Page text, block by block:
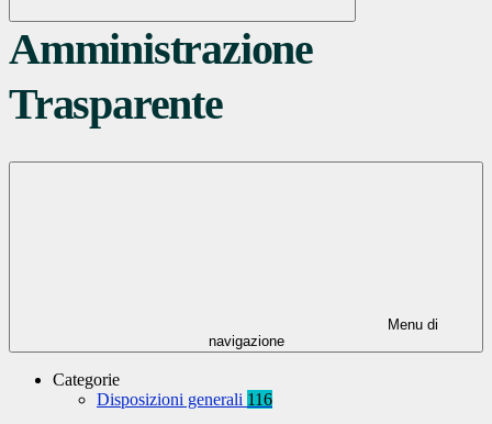
Amministrazione
Trasparente
Menu di
navigazione
Categorie
Disposizioni generali 116